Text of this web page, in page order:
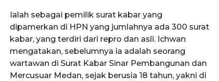
Ialah sebagai pemilik surat kabar yang
dipamerkan di HPN yang jumlahnya ada 300 surat
kabar, yang terdiri dari repro dan asli. Ichwan
mengatakan, sebelumnya ia adalah seorang
wartawan di Surat Kabar Sinar Pembangunan dan
Mercusuar Medan, sejak berusia 18 tahun, yakni di